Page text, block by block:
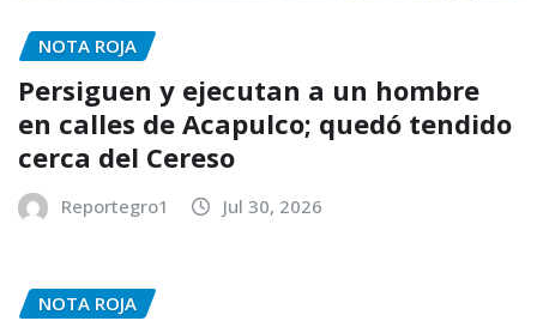
NOTA ROJA
Persiguen y ejecutan a un hombre
en calles de Acapulco; quedó tendido
cerca del Cereso
Reportegro1 Jul 30, 2026
NOTA ROJA